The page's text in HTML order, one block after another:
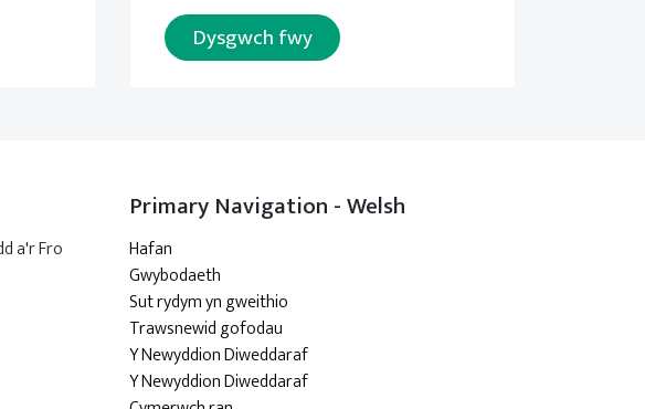
Dysgwch fwy
a'r Fro
Primary Navigation - Welsh
Hafan
Gwybodaeth
Sut rydym yn gweithio
Trawsnewid gofodau
Y Newyddion Diweddaraf
Y Newyddion Diweddaraf